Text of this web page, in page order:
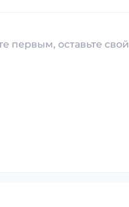
первым, оставьте свой